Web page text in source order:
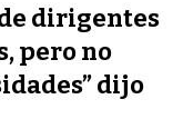
dirigentes
pero no
dijo